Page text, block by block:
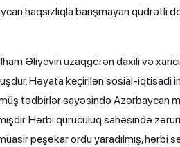
haqsızlıqla barışmayan qüdrətli
Əliyevin uzaqgörən daxili və
Həyata keçirilən sosial-iqtisadi
tədbirlər sayəsində Azərbaycan
Hərbi quruculuq sahəsində zəruri
peşəkar ordu yaradılmış, hərbi